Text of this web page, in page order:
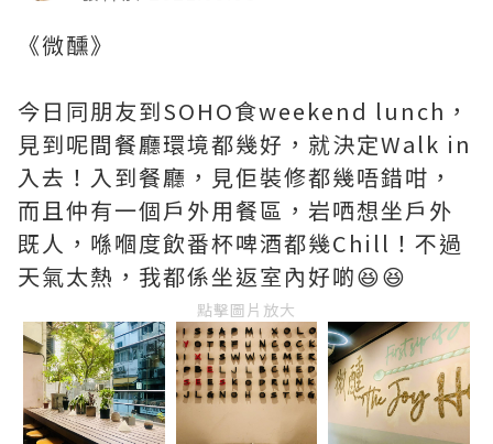
《微醺》
今日同朋友到SOHO食weekend lunch，
見到呢間餐廳環境都幾好，就決定Walk in
入去！入到餐廳，見佢裝修都幾唔錯咁，
而且仲有一個戶外用餐區，岩哂想坐戶外
既人，喺嗰度飲番杯啤酒都幾Chill！不過
天氣太熱，我都係坐返室內好啲😆😆
點擊圖片放大